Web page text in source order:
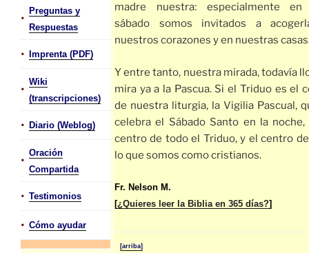
•
Preguntas y
Respuestas
• Imprenta (PDF)
•
Wiki
(transcripciones)
• Diario (Weblog)
•
Oración
Compartida
• Testimonios
• Cómo ayudar
madre nuestra: especialmente
sábado somos invitados a
nuestros corazones y en nuestras
Y entre tanto, nuestra mirada, todavía
mira ya a la Pascua. Si el Triduo es el
de nuestra liturgia, la Vigilia Pascual,
celebra el Sábado Santo en la
centro de todo el Triduo, y el centro
lo que somos como cristianos.
Fr. Nelson M.
[¿Quieres leer la Biblia en 365 días?]
[arriba]